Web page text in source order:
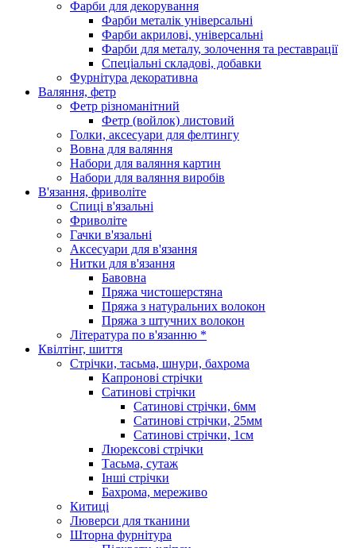
Фарби для декорування
Фарби металік універсальні
Фарби акрилові, універсальні
Фарби для металу, золочення та реставрації
Спеціальні складові, добавки
Фурнітура декоративна
Валяння, фетр
Фетр різноманітний
Фетр (войлок) листовий
Голки, аксесуари для фелтингу
Вовна для валяння
Набори для валяння картин
Набори для валяння виробів
В'язання, фриволіте
Спиці в'язальні
Фриволіте
Гачки в'язальні
Аксесуари для в'язання
Нитки для в'язання
Бавовна
Пряжа чистошерстяна
Пряжа з натуральних волокон
Пряжа з штучних волокон
Література по в'язанню *
Квілтінг, шиття
Стрічки, тасьма, шнури, бахрома
Капронові стрічки
Сатинові стрічки
Сатинові стрічки, 6мм
Сатинові стрічки, 25мм
Сатинові стрічки, 1см
Люрексові стрічки
Тасьма, сутаж
Інші стрічки
Бахрома, мереживо
Китиці
Люверси для тканини
Шторна фурнітура